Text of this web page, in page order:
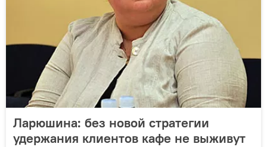
Ларюшина: без новой стратегии
удержания клиентов кафе не выживут